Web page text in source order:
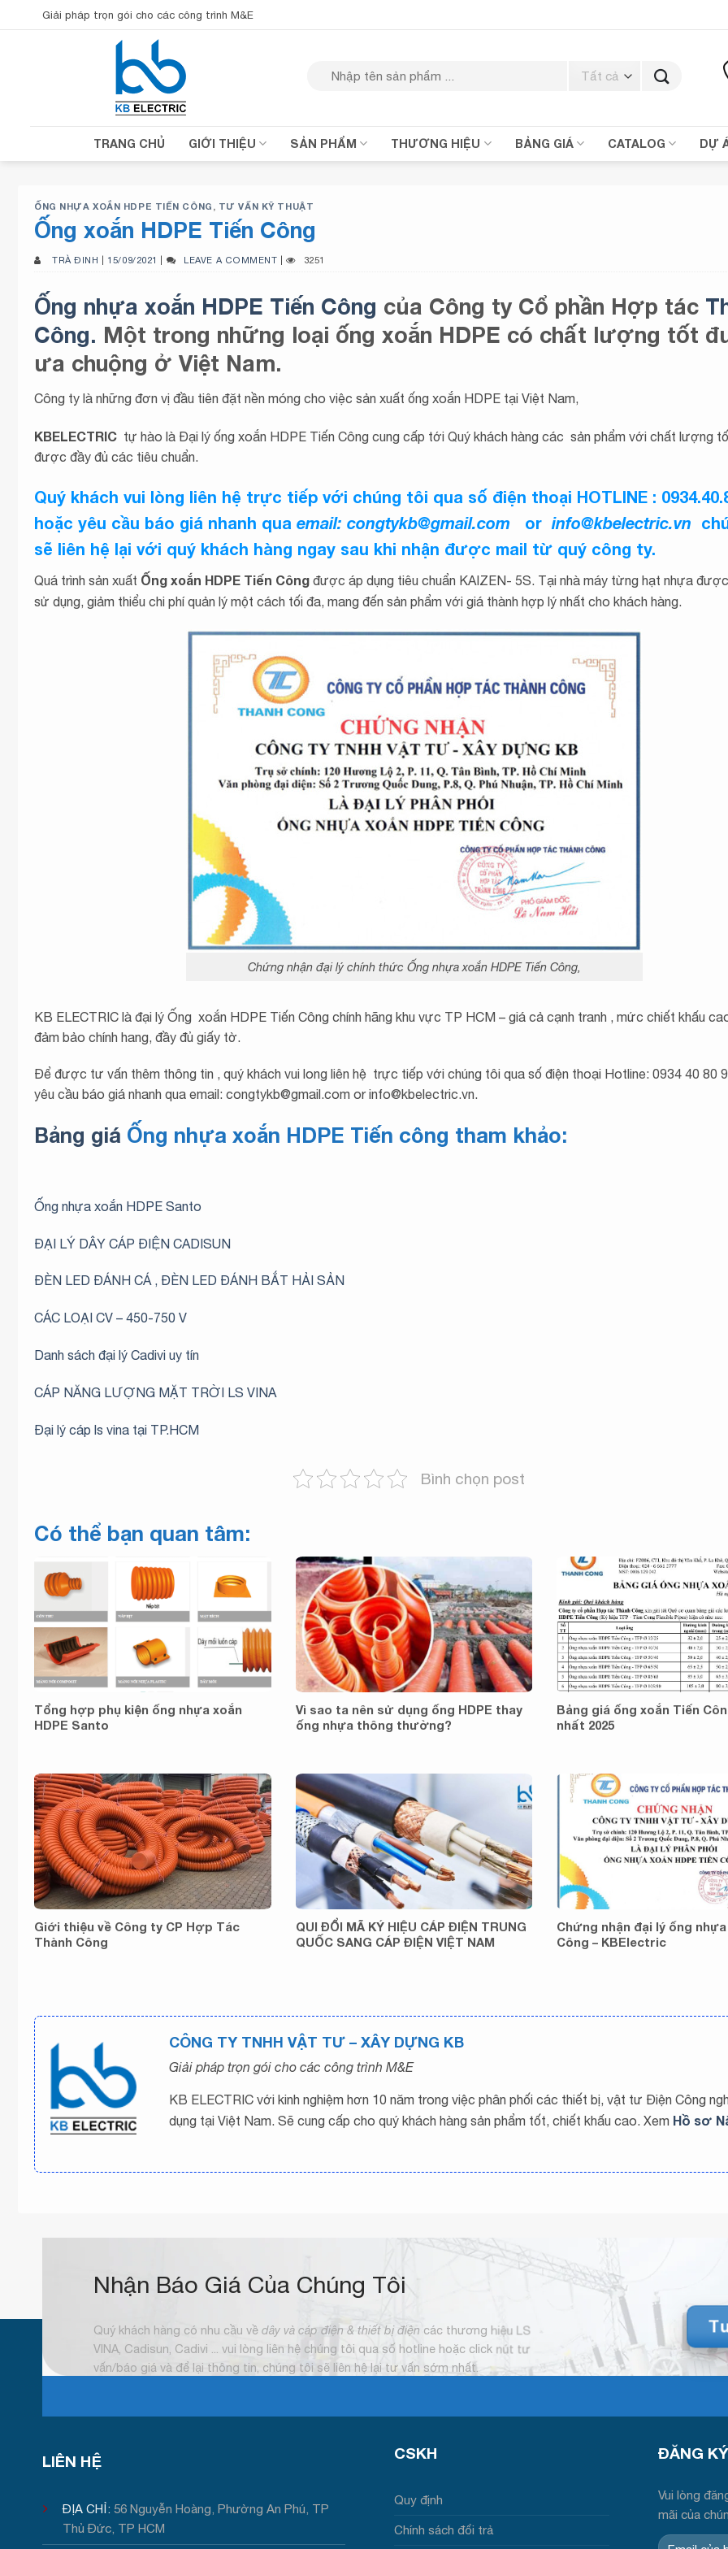
qua
Giải pháp trọn gói cho các công trình M&E
TRANG CHỦ GIỚI THIỆU SẢN PHẨM THƯƠNG HIỆU BẢNG GIÁ CATALOG DỰ
ỐNG NHỰA XOẮN HDPE TIẾN CÔNG , TƯ VẤN KỸ THUẬT
Ống xoắn HDPE Tiến Công
TRÀ ĐINH 15/09/2021 LEAVE A COMMENT | 3251
Ống nhựa xoắn HDPE Tiến Công của Công ty Cổ phần Hợp tác
Công. Một trong những loại ống xoắn HDPE có chất lượng tốt
ưa chuộng ở Việt Nam.
Công ty là những đơn vị đầu tiên đặt nền móng cho việc sản xuất ống xoắn HDPE tại Việt Nam,
KBELECTRIC tự hào là Đại lý ống xoắn HDPE Tiến Công cung cấp tới Quý khách hàng các sản phẩm với chất lượng
được đầy đủ các tiêu chuẩn.
Quý khách vui lòng liên hệ trực tiếp với chúng tôi qua số điện thoại HOTLINE :
hoặc yêu cầu báo giá nhanh qua email: congtykb@gmail.com or info@kbelectric.vn
sẽ liên hệ lại với quý khách hàng ngay sau khi nhận được mail từ quý công ty.
Quá trình sản xuất Ống xoắn HDPE Tiến Công được áp dụng tiêu chuẩn KAIZEN- 5S. Tại nhà máy từng hạt nhựa
sử dụng, giảm thiểu chi phí quản lý một cách tối đa, mang đến sản phẩm với giá thành hợp lý nhất cho khách hàng.
Chứng nhận đại lý chính thức Ống nhựa xoắn HDPE Tiến Công,
KB ELECTRIC là đại lý Ống xoắn HDPE Tiến Công chính hãng khu vực TP HCM – giá cả cạnh tranh , mức chiết khấu
đảm bảo chính hang, đầy đủ giấy tờ.
Để được tư vấn thêm thông tin , quý khách vui long liên hệ trực tiếp với chúng tôi qua số điện thoại Hotline: 0934 40 80
yêu cầu báo giá nhanh qua email: congtykb@gmail.com or info@kbelectric.vn.
Bảng giá Ống nhựa xoắn HDPE Tiến công tham khảo:
Ống nhựa xoắn HDPE Santo
ĐẠI LÝ DÂY CÁP ĐIỆN CADISUN
ĐÈN LED ĐÁNH CÁ , ĐÈN LED ĐÁNH BẮT HẢI SẢN
CÁC LOẠI CV – 450-750 V
Danh sách đại lý Cadivi uy tín
CÁP NĂNG LƯỢNG MẶT TRỜI LS VINA
Đại lý cáp ls vina tại TP.HCM
Bình chọn post
Có thể bạn quan tâm:
Tổng hợp phụ kiện ống nhựa xoắn
HDPE Santo
Vì sao ta nên sử dụng ống HDPE thay
ống nhựa thông thường?
Bảng giá ống xoắn Tiến
nhất 2025
Giới thiệu về Công ty CP Hợp Tác
Thành Công
QUI ĐỔI MÃ KÝ HIỆU CÁP ĐIỆN TRUNG
QUỐC SANG CÁP ĐIỆN VIỆT NAM
Chứng nhận đại lý ống
Công – KBElectric
CÔNG TY TNHH VẬT TƯ – XÂY DỰNG KB
Giải pháp trọn gói cho các công trình M&E
KB ELECTRIC với kinh nghiệm hơn 10 năm trong việc phân phối các thiết bị, vật tư Điện Công
dụng tại Việt Nam. Sẽ cung cấp cho quý khách hàng sản phẩm tốt, chiết khấu cao. Xem Hồ sơ
Nhận Báo Giá Của Chúng Tôi
Quý khách hàng có nhu cầu vềdây và cáp điện & thiết bị điện các thương hiệu LS
VINA, Cadisun, Cadivi ... vui lòng liên hệ chúng tôi qua số hotline hoặc click nút tư
vấn/báo giá và để lại thông tin, chúng tôi sẽ liên hệ lại tư vấn sớm nhất.
LIÊN HỆ
ĐỊA CHỈ: 56 Nguyễn Hoàng, Phường An Phú, TP
Thủ Đức, TP HCM
CSKH
Quy định
Chính sách đổi trả
ĐĂNG
Vui lòng
mãi của